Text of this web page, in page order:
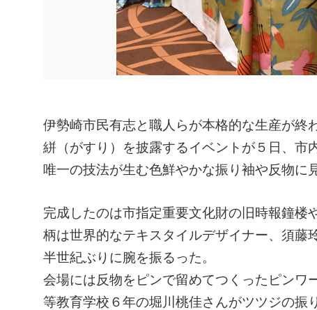
伊勢崎市民有志と職人らが本格的な生産が終
絣（がすり）を披露するイベントが５日、市
唯一の技法が生む色鮮やかな振り袖や反物に
完成したのは市指定重要文化財の旧時報鐘
柄は世界的なテキスタイルデザイナー、須
半世紀ぶりに腕を振るった。
会場には反物をピンで留めてつくったピンワ
等教育学校６年の堀川桃佳さんがツツジの振